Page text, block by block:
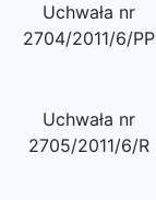
Uchwała nr
2704/2011/6/PP
Uchwała nr
2705/2011/6/R